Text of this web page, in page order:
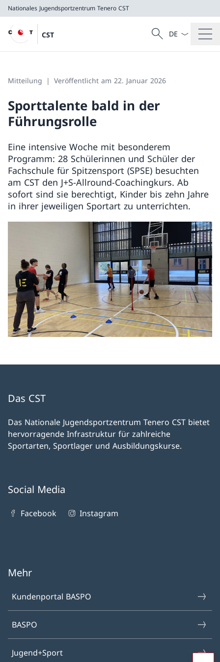
Nationales Jugendsportzentrum Tenero CST
CST
CST
Suche
Suche
Sprach
Mitteilung Veröffentlicht am 22. Januar 2026
Sporttalente bald in der
Führungsrolle
Eine intensive Woche mit besonderem
Programm: 28 Schülerinnen und Schüler der
Fachschule für Spitzensport (SPSE) besuchten
am CST den J+S-Allround-Coachingkurs. Ab
sofort sind sie berechtigt, Kinder bis zehn Jahre
in ihrer jeweiligen Sportart zu unterrichten.
Das CST
Das Nationale Jugendsportzentrum Tenero CST bietet
hervorragende Infrastruktur für zahlreiche
Sportarten, Sportlager und Ausbildungskurse.
Social Media
Facebook Instagram
Mehr
Kundenportal BASPO
BASPO
Jugend+Sport